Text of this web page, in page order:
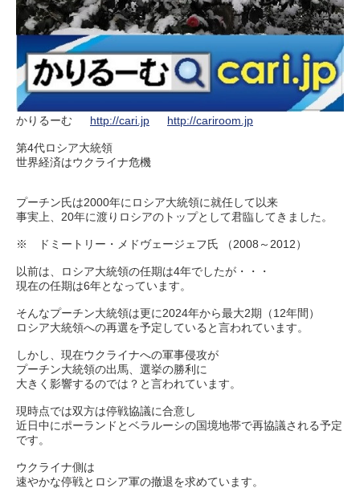
かりるーむ http://cari.jp http://cariroom.jp
第4代ロシア大統領
世界経済はウクライナ危機
プーチン氏は2000年にロシア大統領に就任して以来
事実上、20年に渡りロシアのトップとして君臨してきました。
※ ドミートリー・メドヴェージェフ氏 （2008～2012）
以前は、ロシア大統領の任期は4年でしたが・・・
現在の任期は6年となっています。
そんなプーチン大統領は更に2024年から最大2期（12年間）
ロシア大統領への再選を予定していると言われています。
しかし、現在ウクライナへの軍事侵攻が
プーチン大統領の出馬、選挙の勝利に
大きく影響するのでは？と言われています。
現時点では双方は停戦協議に合意し
近日中にポーランドとベラルーシの国境地帯で再協議される予定
です。
ウクライナ側は
速やかな停戦とロシア軍の撤退を求めています。